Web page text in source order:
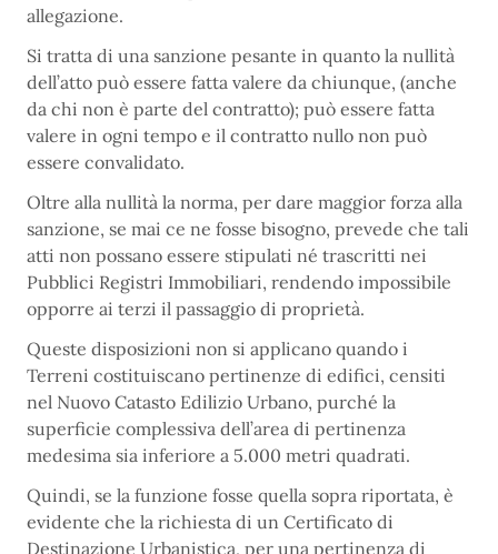
allegazione.
Si tratta di una sanzione pesante in quanto la nullità
dell’atto può essere fatta valere da chiunque, (anche
da chi non è parte del contratto); può essere fatta
valere in ogni tempo e il contratto nullo non può
essere convalidato.
Oltre alla nullità la norma, per dare maggior forza alla
sanzione, se mai ce ne fosse bisogno, prevede che tali
atti non possano essere stipulati né trascritti nei
Pubblici Registri Immobiliari, rendendo impossibile
opporre ai terzi il passaggio di proprietà.
Queste disposizioni non si applicano quando i
Terreni costituiscano pertinenze di edifici, censiti
nel Nuovo Catasto Edilizio Urbano, purché la
superficie complessiva dell’area di pertinenza
medesima sia inferiore a 5.000 metri quadrati.
Quindi, se la funzione fosse quella sopra riportata, è
evidente che la richiesta di un Certificato di
Destinazione Urbanistica, per una pertinenza di